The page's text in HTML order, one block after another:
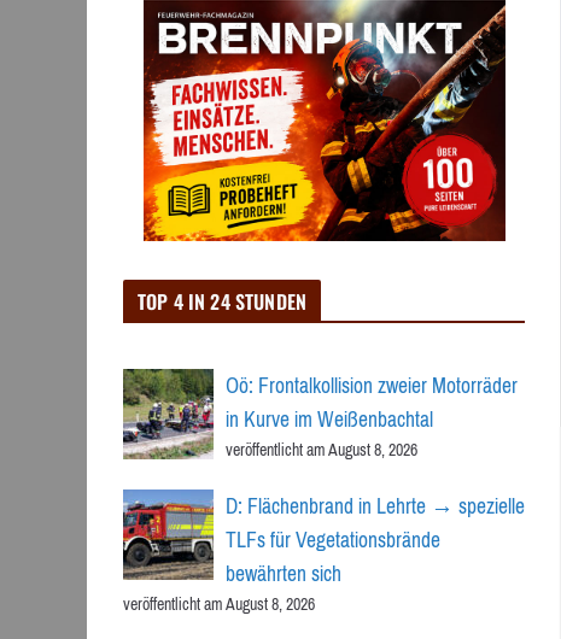
TOP 4 IN 24 STUNDEN
Oö: Frontalkollision zweier Motorräder
in Kurve im Weißenbachtal
veröffentlicht am August 8, 2026
D: Flächenbrand in Lehrte → spezielle
TLFs für Vegetationsbrände
bewährten sich
veröffentlicht am August 8, 2026